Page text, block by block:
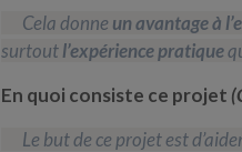
Cela donne un avantage à
surtoutl’expérience pratique
En quoi consiste ce projet
Le but de ce projet est